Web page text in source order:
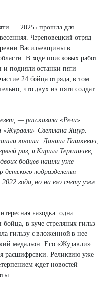
— 2025» прошла для
Череповецкий отряд
Васильевщины в
В ходе поисковых работ
и подняли останки пяти
24 бойца отряда, в том
что двух из пяти солдат
— рассказала «Речи»
«Журавли» Светлана Ящур. —
юноши: Даниил Пашкевич,
раз, и Кирилл Терешичев,
бойцов нашли уже
подразделения
года, но на его счету уже
находка: одна
бойца, в куче стреляных гильз
гильзу с вложенной в нее
медальон. Его «Журавли»
расшифровки. Реликвию уже
ждет новостей —